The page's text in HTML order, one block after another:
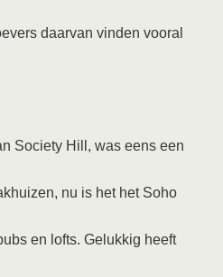
daarvan vinden vooral
Society Hill, was eens een
nu is het het Soho
en lofts. Gelukkig heeft